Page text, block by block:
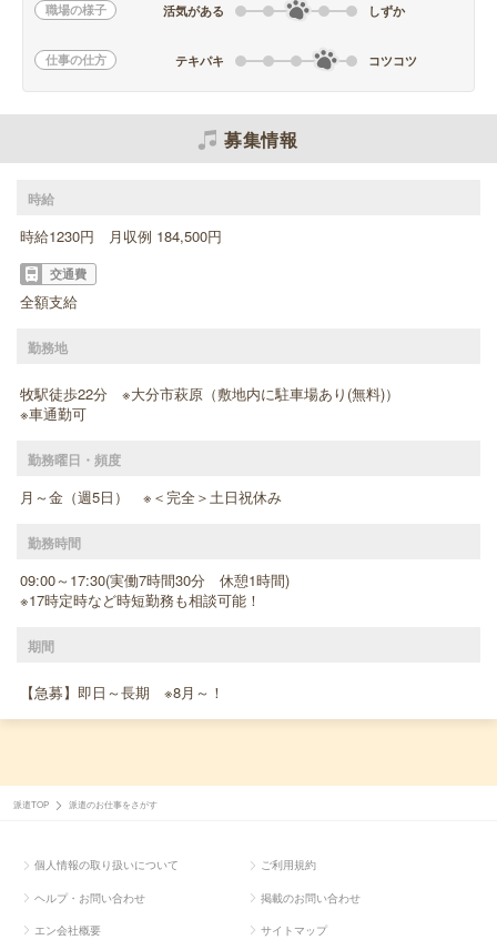
職場の様子 活気がある しずか
仕事の仕方 テキパキ コツコツ
募集情報
時給
時給1230円 月収例 184,500円
交通費
全額支給
勤務地
牧駅徒歩22分 ※大分市萩原（敷地内に駐車場あり(無料)）
※車通勤可
勤務曜日・頻度
月～金（週5日） ※＜完全＞土日祝休み
勤務時間
09:00～17:30(実働7時間30分 休憩1時間)
※17時定時など時短勤務も相談可能！
期間
【急募】即日～長期 ※8月～！
派遣TOP 派遣のお仕事をさがす
個人情報の取り扱いについて ご利用規約
ヘルプ・お問い合わせ 掲載のお問い合わせ
エン会社概要 サイトマップ